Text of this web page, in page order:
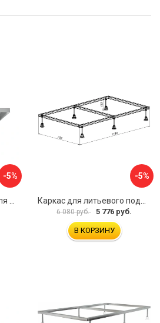
-5% -5%
6 080 руб. 5 776 руб.
В КОРЗИНУ